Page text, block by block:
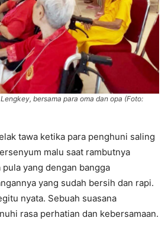
bersama para oma dan opa (Foto:
tawa ketika para penghuni saling
malu saat rambutnya
yang dengan bangga
yang sudah bersih dan rapi.
nyata. Sebuah suasana
rasa perhatian dan kebersamaan.